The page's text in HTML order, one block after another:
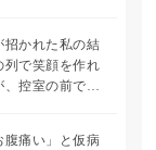
招かれた私の結
で笑顔を作れ
、控室の前で彼
腹痛い」と仮病